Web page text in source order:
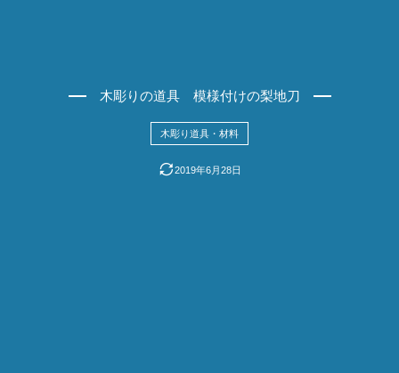
木彫りの道具 模様付けの梨地刀
木彫り道具・材料
2019年6月28日